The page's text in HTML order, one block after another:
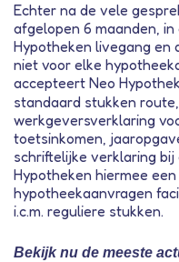
Echter na de vele
afgelopen 6 maanden,
Hypotheken livegang en
niet voor elke
accepteert Neo
standaard stukken
werkgeversverklaring
toetsinkomen,
schriftelijke verklaring
Hypotheken hiermee
hypotheekaanvragen
i.c.m. reguliere stukken.
Bekijk nu de meeste